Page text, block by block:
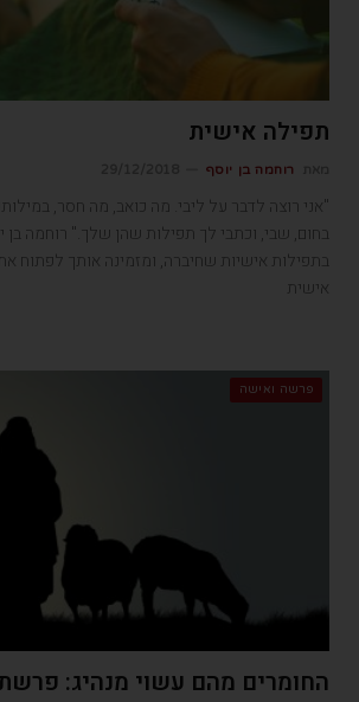
תפילה אישית
רוחמה בן יוסף
"אני רוצה לדבר על ליבי. מה כואב, מה חסר,
בחום, שבי, וכתבי לך תפילות שהן שלך." רוחמה
בתפילות אישיות שחיברה, ומזמינה אותך לפתוח
אישית
פרשה ואישה
החומרים מהם עשוי מנהיג: